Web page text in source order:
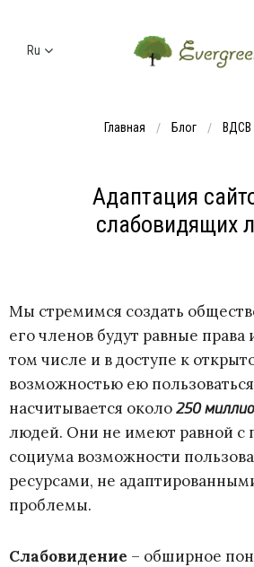
Ru
Главная Блог ВДСВ
Адаптация
слабовидящих
Мы стремимся создать
его членов будут равные
том числе и в доступе к
возможностью ею
насчитывается около250
людей. Они не имеют равной с
социума возможности
ресурсами, не
проблемы.
Слабовидение – обширное